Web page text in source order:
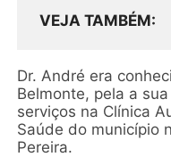
VEJA TAMBÉM
Dr. André era
Belmonte, pela a
serviços na Clínica
Saúde do município
Pereira.